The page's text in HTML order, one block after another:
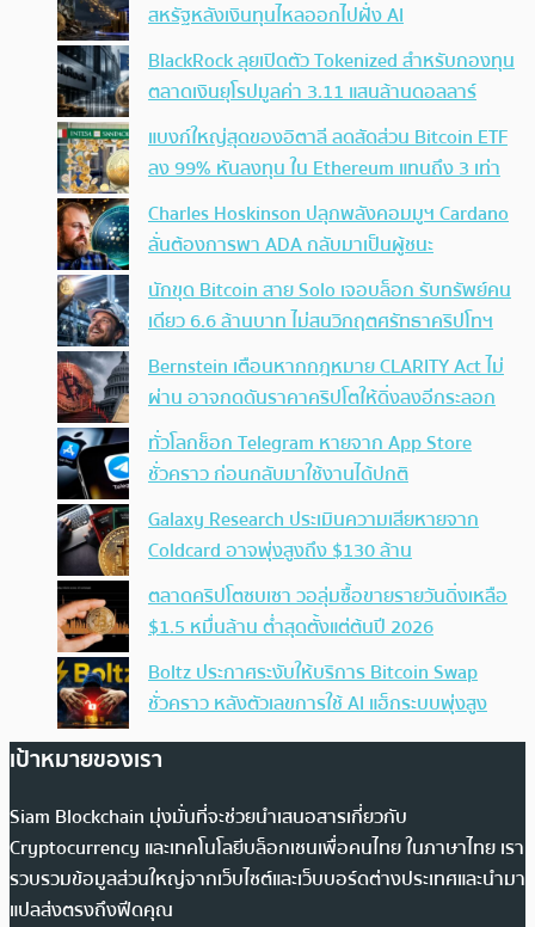
สหรัฐหลังเงินทุนไหลออกไปฝั่ง AI
BlackRock ลุยเปิดตัว Tokenized สำหรับกองทุน
ตลาดเงินยุโรปมูลค่า 3.11 แสนล้านดอลลาร์
แบงก์ใหญ่สุดของอิตาลี ลดสัดส่วน Bitcoin ETF
ลง 99% หันลงทุน ใน Ethereum แทนถึง 3 เท่า
Charles Hoskinson ปลุกพลังคอมมูฯ Cardano
ลั่นต้องการพา ADA กลับมาเป็นผู้ชนะ
นักขุด Bitcoin สาย Solo เจอบล็อก รับทรัพย์คน
เดียว 6.6 ล้านบาท ไม่สนวิกฤตศรัทธาคริปโทฯ
Bernstein เตือนหากกฎหมาย CLARITY Act ไม่
ผ่าน อาจกดดันราคาคริปโตให้ดิ่งลงอีกระลอก
ทั่วโลกช็อก Telegram หายจาก App Store
ชั่วคราว ก่อนกลับมาใช้งานได้ปกติ
Galaxy Research ประเมินความเสียหายจาก
Coldcard อาจพุ่งสูงถึง $130 ล้าน
ตลาดคริปโตซบเซา วอลุ่มซื้อขายรายวันดิ่งเหลือ
$1.5 หมื่นล้าน ต่ำสุดตั้งแต่ต้นปี 2026
Boltz ประกาศระงับให้บริการ Bitcoin Swap
ชั่วคราว หลังตัวเลขการใช้ AI แฮ็กระบบพุ่งสูง
เป้าหมายของเรา
Siam Blockchain มุ่งมั่นที่จะช่วยนำเสนอสารเกี่ยวกับ
Cryptocurrency และเทคโนโลยีบล็อกเชนเพื่อคนไทย ในภาษาไทย เรา
รวบรวมข้อมูลส่วนใหญ่จากเว็บไซต์และเว็บบอร์ดต่างประเทศและนำมา
แปลส่งตรงถึงฟีดคุณ